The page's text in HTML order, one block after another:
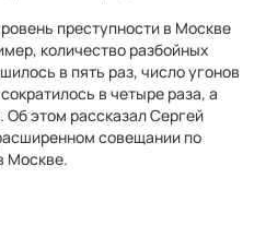
преступности в Москве
количество разбойных
в пять раз, число угонов
в четыре раза, а
этом рассказал Сергей
совещании по
Москве.